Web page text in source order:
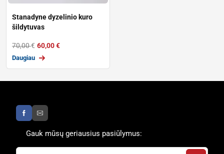
Stanadyne dyzelinio kuro
šildytuvas
70,00€ 60,00€
Daugiau
Gauk mūsų geriausius pasiūlymus: